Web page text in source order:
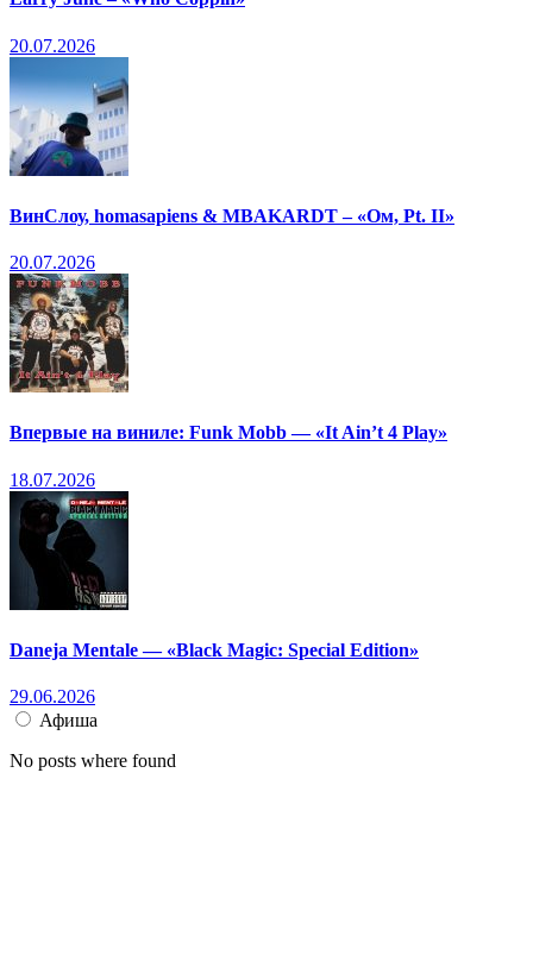
20.07.2026
ВинСлоу, homasapiens & MBAKARDT – «Ом, Pt. II»
20.07.2026
Впервые на виниле: Funk Mobb — «It Ain’t 4 Play»
18.07.2026
Daneja Mentale — «Black Magic: Special Edition»
29.06.2026
Афиша
No posts where found